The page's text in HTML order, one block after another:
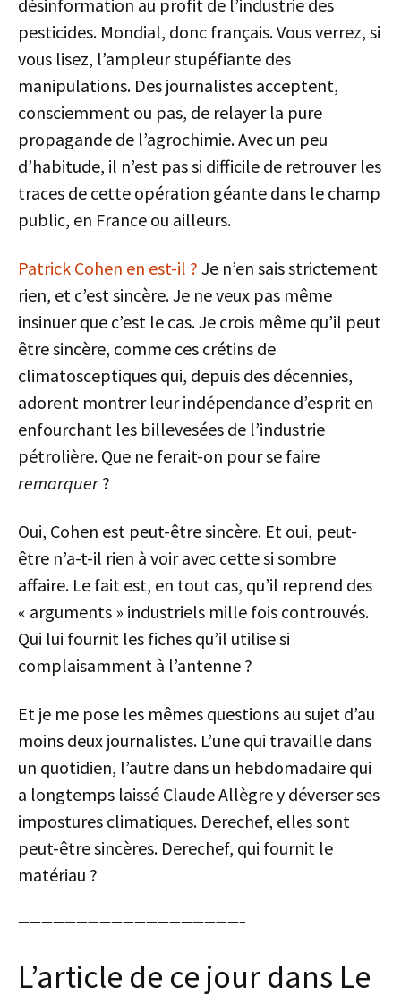
désinformation au profit de l’industrie des
pesticides. Mondial, donc français. Vous verrez, si
vous lisez, l’ampleur stupéfiante des
manipulations. Des journalistes acceptent,
consciemment ou pas, de relayer la pure
propagande de l’agrochimie. Avec un peu
d’habitude, il n’est pas si difficile de retrouver les
traces de cette opération géante dans le champ
public, en France ou ailleurs.
Patrick Cohen en est-il ? Je n’en sais strictement
rien, et c’est sincère. Je ne veux pas même
insinuer que c’est le cas. Je crois même qu’il peut
être sincère, comme ces crétins de
climatosceptiques qui, depuis des décennies,
adorent montrer leur indépendance d’esprit en
enfourchant les billevesées de l’industrie
pétrolière. Que ne ferait-on pour se faire
remarquer?
Oui, Cohen est peut-être sincère. Et oui, peut-
être n’a-t-il rien à voir avec cette si sombre
affaire. Le fait est, en tout cas, qu’il reprend des
« arguments » industriels mille fois controuvés.
Qui lui fournit les fiches qu’il utilise si
complaisamment à l’antenne ?
Et je me pose les mêmes questions au sujet d’au
moins deux journalistes. L’une qui travaille dans
un quotidien, l’autre dans un hebdomadaire qui
a longtemps laissé Claude Allègre y déverser ses
impostures climatiques. Derechef, elles sont
peut-être sincères. Derechef, qui fournit le
matériau ?
———————————————————–
L’article de ce jour dans Le